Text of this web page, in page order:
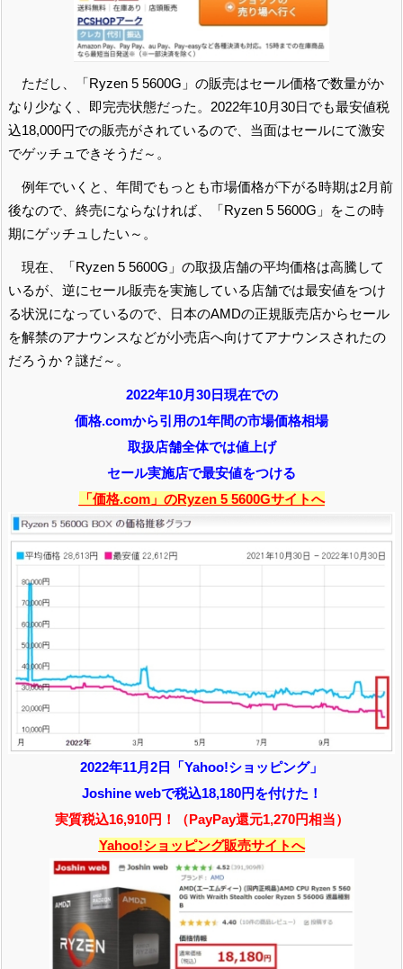
ただし、「Ryzen 5 5600G」の販売はセール価格で数量がか
なり少なく、即完売状態だった。2022年10月30日でも最安値税
込18,000円での販売がされているので、当面はセールにて激安
でゲッチュできそうだ～。
例年でいくと、年間でもっとも市場価格が下がる時期は2月前
後なので、終売にならなければ、「Ryzen 5 5600G」をこの時
期にゲッチュしたい～。
現在、「Ryzen 5 5600G」の取扱店舗の平均価格は高騰して
いるが、逆にセール販売を実施している店舗では最安値をつけ
る状況になっているので、日本のAMDの正規販売店からセール
を解禁のアナウンスなどが小売店へ向けてアナウンスされたの
だろうか？謎だ～。
2022年10月30日現在での
価格.comから引用の1年間の市場価格相場
取扱店舗全体では値上げ
セール実施店で最安値をつける
「価格.com」のRyzen 5 5600Gサイトへ
2022年11月2日「Yahoo!ショッピング」
Joshine webで税込18,180円を付けた！
実質税込16,910円！（PayPay還元1,270円相当）
Yahoo!ショッピング販売サイトへ